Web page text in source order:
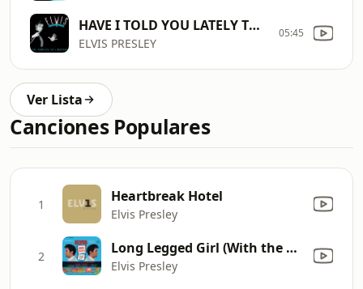
HAVE I TOLD YOU LATELY THAT I LOVE YOU
ELVIS PRESLEY
05:45
Ver Lista
Canciones Populares
1 Heartbreak Hotel
Elvis Presley
2 Long Legged Girl (With the Short Dress On)
Elvis Presley